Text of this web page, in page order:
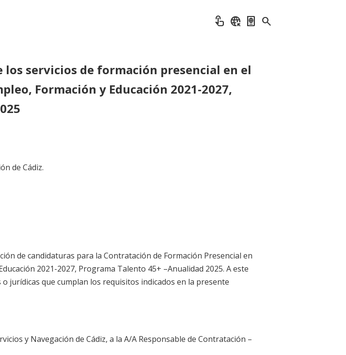
touch_app captive_portal passport search
servicios de formación presencial en el
Formación y Educación 2021-2027,
de Cádiz.
de candidaturas para la Contratación de Formación Presencial en
2021-2027, Programa Talento 45+ –Anualidad 2025. A este
jurídicas que cumplan los requisitos indicados en la presente
y Navegación de Cádiz, a la A/A Responsable de Contratación –